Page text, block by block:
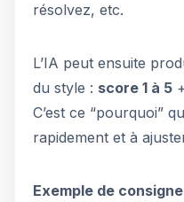
résolvez, etc.
L’IA peut ensuite
du style : score 1 à 5
C’est ce “pourquoi”
rapidement et à
Exemple de